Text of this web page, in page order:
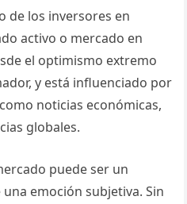
de los inversores en
activo o mercado en
el optimismo extremo
y está influenciado por
noticias económicas,
globales.
puede ser un
emoción subjetiva. Sin